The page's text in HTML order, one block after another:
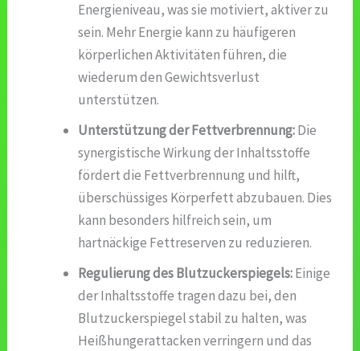
Energieniveau, was sie motiviert, aktiver zu
sein. Mehr Energie kann zu häufigeren
körperlichen Aktivitäten führen, die
wiederum den Gewichtsverlust
unterstützen.
Unterstützung der Fettverbrennung:Die
synergistische Wirkung der Inhaltsstoffe
fördert die Fettverbrennung und hilft,
überschüssiges Körperfett abzubauen. Dies
kann besonders hilfreich sein, um
hartnäckige Fettreserven zu reduzieren.
Regulierung des Blutzuckerspiegels:Einige
der Inhaltsstoffe tragen dazu bei, den
Blutzuckerspiegel stabil zu halten, was
Heißhungerattacken verringern und das